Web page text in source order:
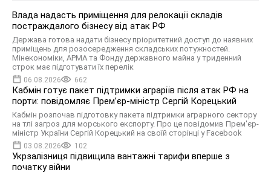
Влада надасть приміщення для релокації складів
постраждалого бізнесу від атак РФ
Держава готова надати бізнесу пріоритетний доступ до наявних
приміщень для розосередження складських потужностей.
Мінекономіки, АРМА та Фонду державного майна у триденний
строк має підготувати їх перелік
06.08.2026 662
Кабмін готує пакет підтримки аграріїв після атак РФ на
порти: повідомляє Прем’єр-міністр Сергій Корецький
Кабмін розпочав підготовку пакета підтримки аграрного сектору
на тлі загроз для морського експорту. Про це повідомив Прем'єр-
міністр України Сергій Корецький на своїй сторінці у Facebook
03.08.2026 102
Укрзалізниця підвищила вантажні тарифи вперше з
початку війни